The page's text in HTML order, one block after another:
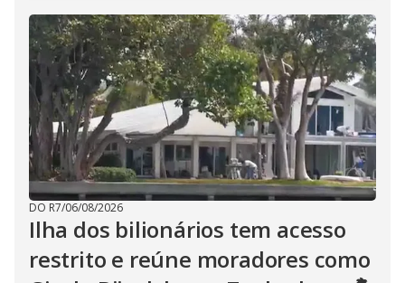
DO R7/06/08/2026
Ilha dos bilionários tem acesso
restrito e reúne moradores como